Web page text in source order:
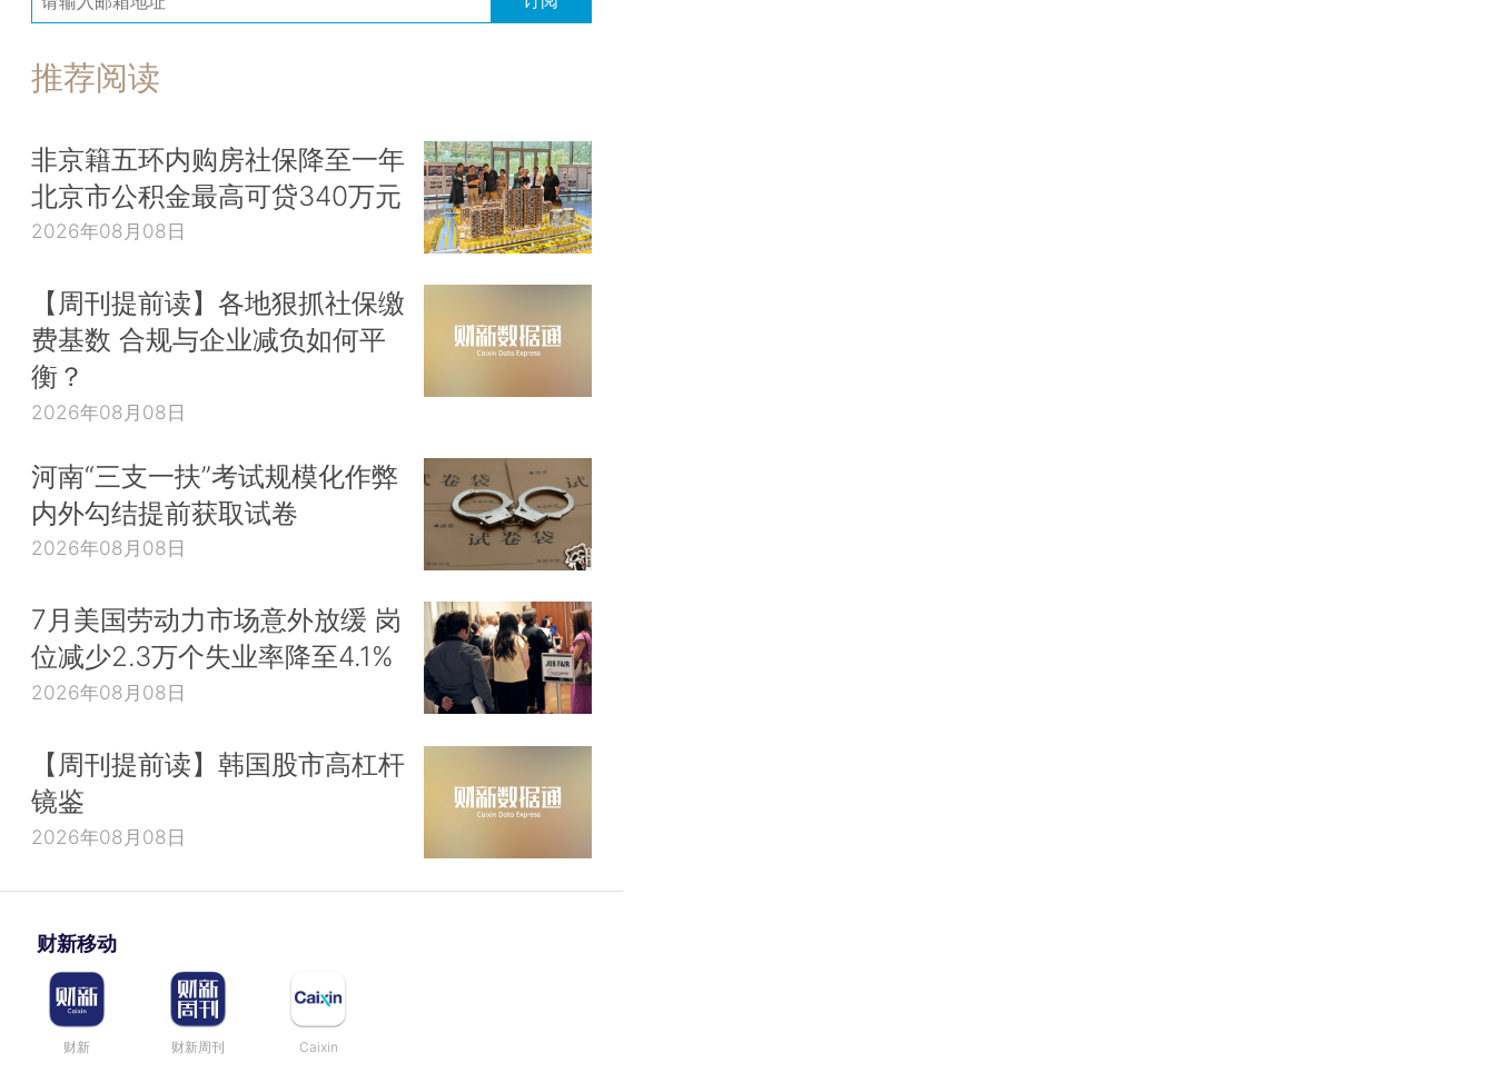
推荐阅读
非京籍五环内购房社保降至一年
北京市公积金最高可贷340万元
2026年08月08日
【周刊提前读】各地狠抓社保缴
费基数 合规与企业减负如何平
衡？
2026年08月08日
河南“三支一扶”考试规模化作弊
内外勾结提前获取试卷
2026年08月08日
7月美国劳动力市场意外放缓 岗
位减少2.3万个失业率降至4.1%
2026年08月08日
【周刊提前读】韩国股市高杠杆
镜鉴
2026年08月08日
财新移动
财新 财新周刊 Caixin